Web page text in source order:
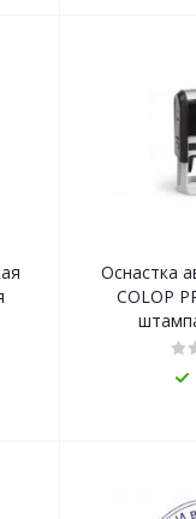
Оснастка
COLOP